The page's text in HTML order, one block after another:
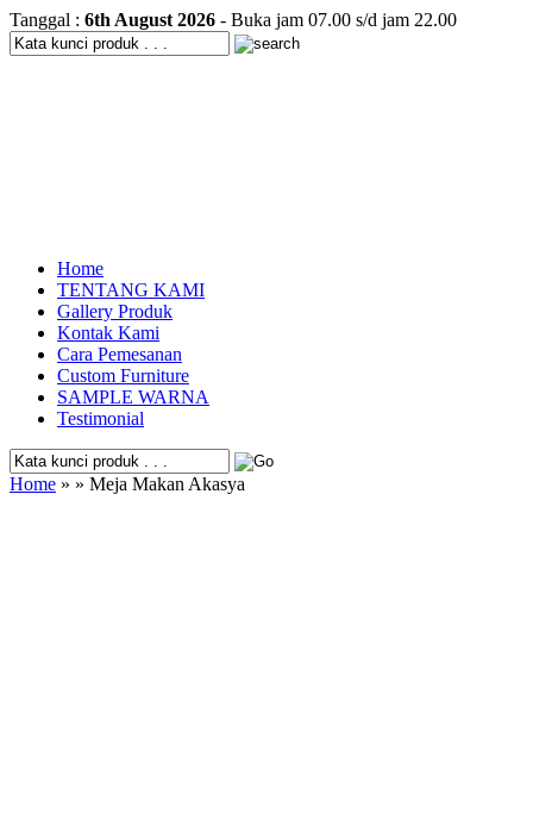
Tanggal : 6th August 2026 - Buka jam 07.00 s/d jam 22.00
Home
TENTANG KAMI
Gallery Produk
Kontak Kami
Cara Pemesanan
Custom Furniture
SAMPLE WARNA
Testimonial
Home » » Meja Makan Akasya